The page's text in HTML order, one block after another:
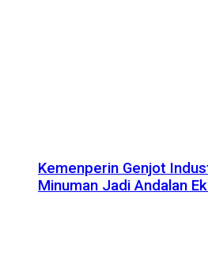
Kemenperin Genjot
Minuman Jadi Andalan